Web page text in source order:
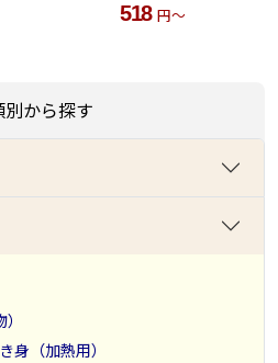
別から探す
身（加熱用）
518円～